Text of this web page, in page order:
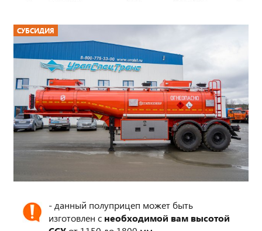
СУБСИДИЯ
- данный полуприцеп может быть
изготовлен с необходимой вам высотой